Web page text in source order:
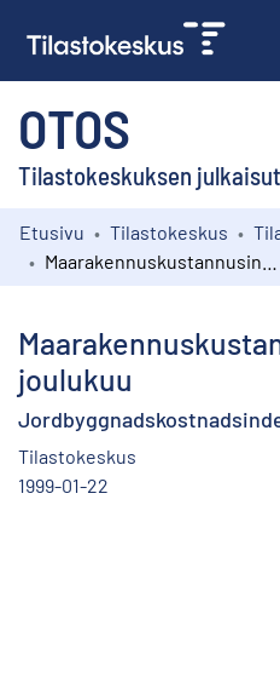
OTOS
Tilastokeskuksen
Kokoelmat
Etusivu Tilastokeskus
joulukuu
Tilastokeskus
1999-01-22